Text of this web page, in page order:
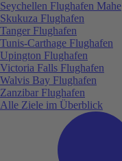
Seychellen Flughafen Mahe
Skukuza Flughafen
Tanger Flughafen
Tunis-Carthage Flughafen
Upington Flughafen
Victoria Falls Flughafen
Walvis Bay Flughafen
Zanzibar Flughafen
Alle Ziele im Überblick